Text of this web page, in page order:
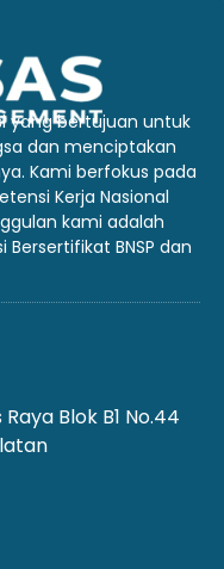
yang bertujuan untuk
dan menciptakan
Kami berfokus pada
Kerja Nasional
kami adalah
BNSP dan
Blok B1 No.44